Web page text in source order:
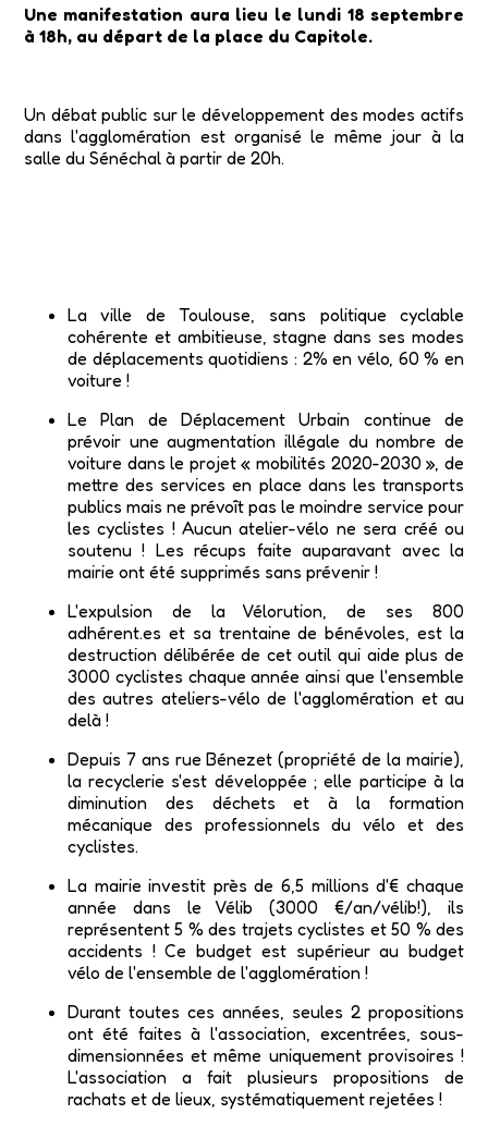
Une manifestation aura lieu le lundi 18 septembre
à 18h, au départ de la place du Capitole.
Un débat public sur le développement des modes actifs
dans l'agglomération est organisé le même jour à la
salle du Sénéchal à partir de 20h.
La ville de Toulouse, sans politique cyclable
cohérente et ambitieuse, stagne dans ses modes
de déplacements quotidiens : 2% en vélo, 60 % en
voiture !
Le Plan de Déplacement Urbain continue de
prévoir une augmentation illégale du nombre de
voiture dans le projet « mobilités 2020-2030 », de
mettre des services en place dans les transports
publics mais ne prévoît pas le moindre service pour
les cyclistes ! Aucun atelier-vélo ne sera créé ou
soutenu ! Les récups faite auparavant avec la
mairie ont été supprimés sans prévenir !
L'expulsion de la Vélorution, de ses 800
adhérent.es et sa trentaine de bénévoles, est la
destruction délibérée de cet outil qui aide plus de
3000 cyclistes chaque année ainsi que l'ensemble
des autres ateliers-vélo de l'agglomération et au
delà !
Depuis 7 ans rue Bénezet (propriété de la mairie),
la recyclerie s'est développée ; elle participe à la
diminution des déchets et à la formation
mécanique des professionnels du vélo et des
cyclistes.
La mairie investit près de 6,5 millions d'€ chaque
année dans le Vélib (3000 €/an/vélib!), ils
représentent 5 % des trajets cyclistes et 50 % des
accidents ! Ce budget est supérieur au budget
vélo de l'ensemble de l'agglomération !
Durant toutes ces années, seules 2 propositions
ont été faites à l'association, excentrées, sous-
dimensionnées et même uniquement provisoires !
L'association a fait plusieurs propositions de
rachats et de lieux, systématiquement rejetées !